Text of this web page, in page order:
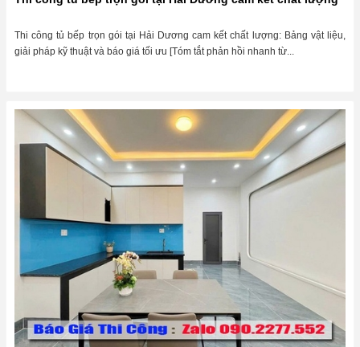
Thi công tủ bếp trọn gói tại Hải Dương cam kết chất lượng: Bảng vật liệu,
giải pháp kỹ thuật và báo giá tối ưu [Tóm tắt phản hồi nhanh từ...